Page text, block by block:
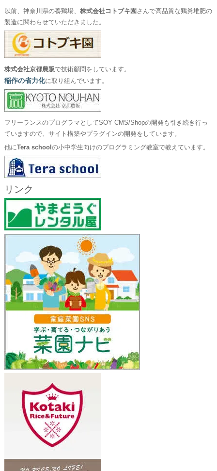
以前、神奈川県の養鶏場、 株式会社コトブキ園 さんで高品質な鶏糞堆肥の
製造に関わらせていただきました。
株式会社京都農販で技術顧問をしています。
稲作の省力化に取り組んでいます。
フリーランスのプログラマとしてSOY CMS/Shopの開発も引き続き行っ
ていますので、サイト構築やプラグインの開発をしています。
他にTera school の小中学生向けのプログラミング教室で教えています。
リンク